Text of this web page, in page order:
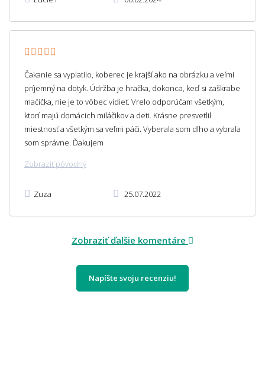
Čakanie sa vyplatilo, koberec je krajší ako na obrázku a veľmi
príjemný na dotyk. Údržba je hračka, dokonca, keď si zaškrabe
mačička, nie je to vôbec vidieť. Vrelo odporúčam všetkým,
ktorí majú domácich miláčikov a deti. Krásne presvetlil
miestnosť a všetkým sa veľmi páči. Vyberala som dlho a vybrala
som správne. Ďakujem
Zobraziť pôvodný
Zuza 25.07.2022
Zobraziť ďalšie komentáre
Napíšte svoju recenziu!